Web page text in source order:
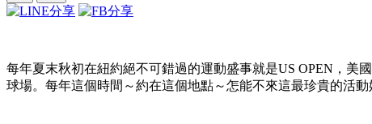
每年夏末秋初在紐約絕不可錯過的運動盛事就是US OPEN，
球場。每年這個時間～約在這個地點～怎能不來這最珍貴的活